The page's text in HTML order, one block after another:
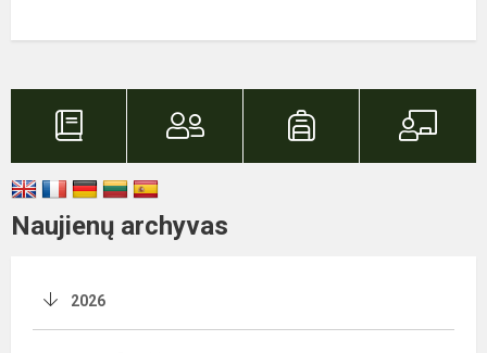
Naujienų archyvas
2026